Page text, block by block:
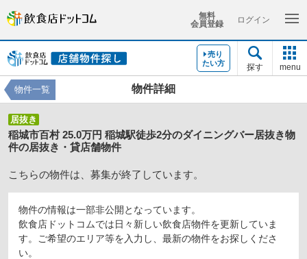
無料
会員登録
ログイン
売り
たい方
探す menu
物件詳細
物件一覧
居抜き
稲城市百村 25.0万円 稲城駅徒歩2分のダイニングバー居抜き物
件の居抜き・貸店舗物件
こちらの物件は、募集が終了しています。
物件の情報は一部非公開となっています。
飲食店ドットコムでは日々新しい飲食店物件を更新していま
す。ご希望のエリア等を入力し、最新の物件をお探しくださ
い。